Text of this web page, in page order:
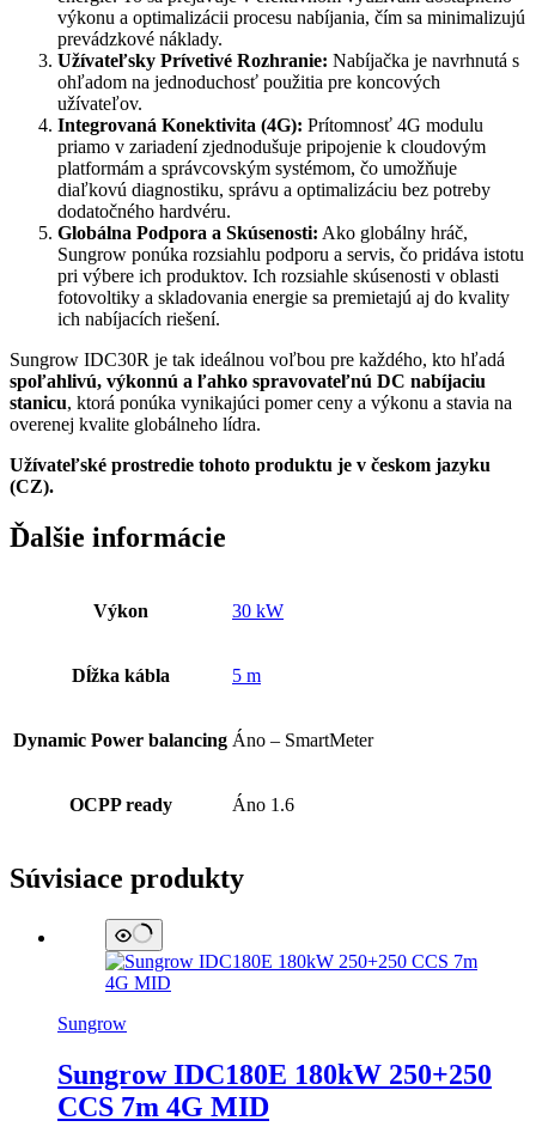
výkonu a optimalizácii procesu nabíjania, čím sa minimalizujú
prevádzkové náklady.
Užívateľsky Prívetivé Rozhranie: Nabíjačka je navrhnutá s
ohľadom na jednoduchosť použitia pre koncových
užívateľov.
Integrovaná Konektivita (4G): Prítomnosť 4G modulu
priamo v zariadení zjednodušuje pripojenie k cloudovým
platformám a správcovským systémom, čo umožňuje
diaľkovú diagnostiku, správu a optimalizáciu bez potreby
dodatočného hardvéru.
Globálna Podpora a Skúsenosti: Ako globálny hráč,
Sungrow ponúka rozsiahlu podporu a servis, čo pridáva istotu
pri výbere ich produktov. Ich rozsiahle skúsenosti v oblasti
fotovoltiky a skladovania energie sa premietajú aj do kvality
ich nabíjacích riešení.
Sungrow IDC30R je tak ideálnou voľbou pre každého, kto hľadá
spoľahlivú, výkonnú a ľahko spravovateľnú DC nabíjaciu
stanicu, ktorá ponúka vynikajúci pomer ceny a výkonu a stavia na
overenej kvalite globálneho lídra.
Užívateľské prostredie tohoto produktu je v českom jazyku
(CZ).
Ďalšie informácie
Výkon 30 kW
Dĺžka kábla 5 m
Dynamic Power balancing Áno – SmartMeter
OCPP ready Áno 1.6
Súvisiace produkty
Sungrow
Sungrow IDC180E 180kW 250+250
CCS 7m 4G MID